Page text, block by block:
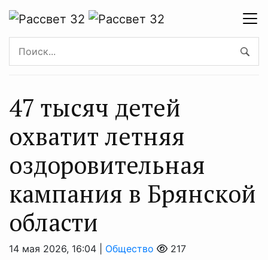
47 тысяч детей
охватит летняя
оздоровительная
кампания в Брянской
области
14 мая 2026, 16:04 | Общество 217